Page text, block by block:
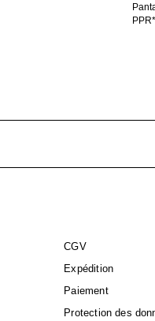
PPR*
CGV
Expédition
Paiement
Protection des